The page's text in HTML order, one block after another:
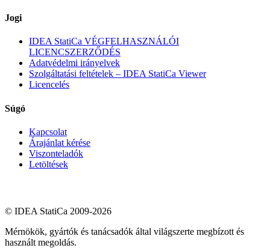
Jogi
IDEA StatiCa VÉGFELHASZNÁLÓI
LICENCSZERZŐDÉS
Adatvédelmi irányelvek
Szolgáltatási feltételek – IDEA StatiCa Viewer
Licencelés
Súgó
Kapcsolat
Árajánlat kérése
Viszonteladók
Letöltések
© IDEA StatiCa 2009-2026
Mérnökök, gyártók és tanácsadók által világszerte megbízott és
használt megoldás.